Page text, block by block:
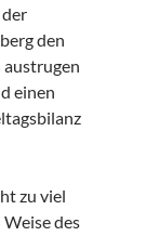
den
einen
zu viel
des